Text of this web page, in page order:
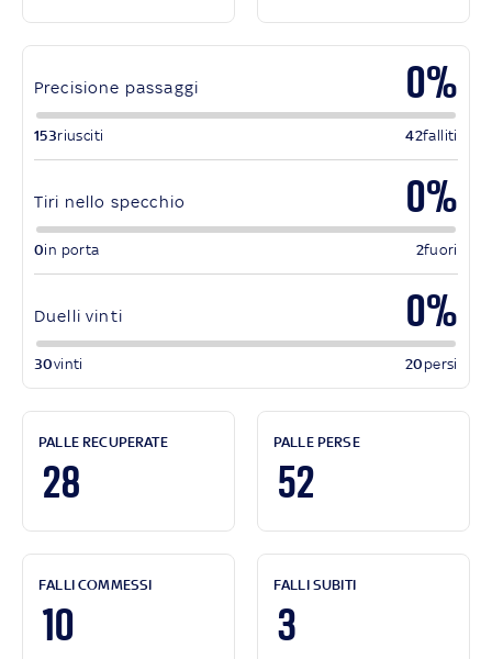
Precisione passaggi 0%
153riusciti 42falliti
Tiri nello specchio 0%
0in porta 2fuori
Duelli vinti 0%
30vinti 20 persi
PALLE RECUPERATE
28
PALLE PERSE
52
FALLI COMMESSI
10
FALLI SUBITI
3